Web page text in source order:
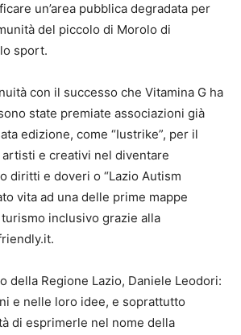
un’area pubblica degradata per
del piccolo di Morolo di
sport.
con il successo che Vitamina G ha
state premiate associazioni già
edizione, come “Iustrike”, per il
e creativi nel diventare
diritti e doveri o “Lazio Autism
vita ad una delle prime mappe
inclusivo grazie alla
della Regione Lazio, Daniele Leodori:
e nelle loro idee, e soprattutto
di esprimerle nel nome della